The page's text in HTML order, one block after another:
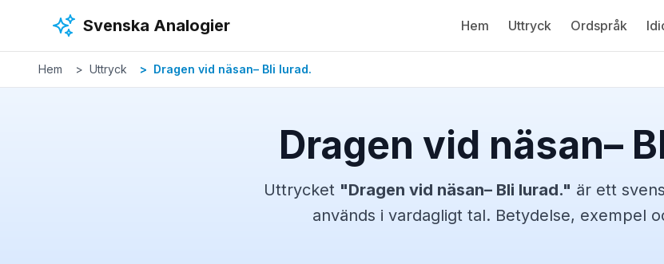
Svenska Analogier Hem Uttryck Ordspråk
Hem Uttryck Dragen vid näsan– Bli lurad.
Dragen vid näsan–
Uttrycket "Dragen vid näsan– Bli lurad." är ett
används i vardagligt tal. Betydelse, exempel